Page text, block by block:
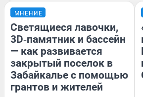
МНЕНИЕ
Светящиеся лавочки,
3D‑памятник и бассейн
— как развивается
закрытый поселок в
Забайкалье с помощью
грантов и жителей